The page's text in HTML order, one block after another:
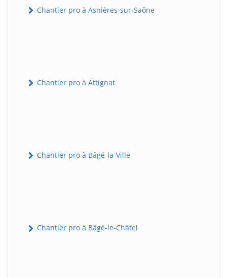
Chantier pro à Asnières-sur-Saône
Chantier pro à Attignat
Chantier pro à Bâgé-la-Ville
Chantier pro à Bâgé-le-Châtel